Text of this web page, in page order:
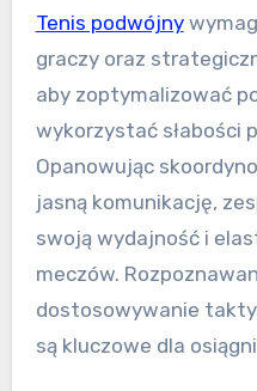
Tenis podwójny
graczy oraz
aby zoptymalizować
wykorzystać słabości
Opanowując
jasną komunikację,
swoją wydajność i
meczów.
dostosowywanie
są kluczowe dla